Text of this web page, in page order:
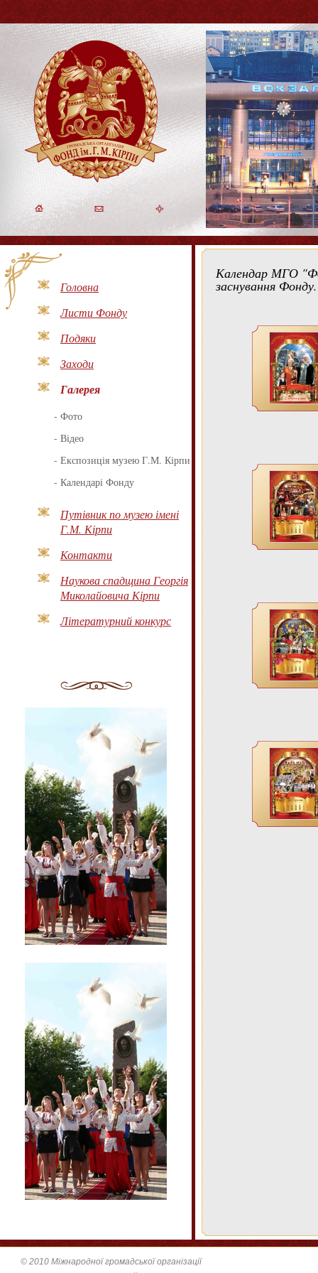
Головна
Листи Фонду
Подяки
Заходи
Галерея
- Фото
- Відео
- Експозиція музею Г.М. Кірпи
- Календарі Фонду
Путівник по музею імені
Г.М. Кірпи
Контакти
Наукова спадщина Георгія
Миколайовича Кірпи
Літературний конкурс
Календар МГО
заснування Фонду.
© 2010 Міжнародної громадської організації